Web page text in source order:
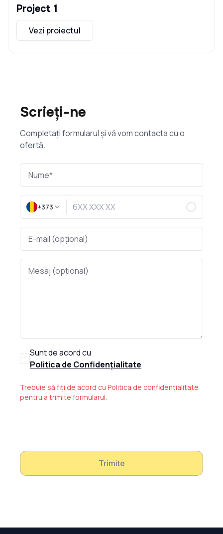
Project 1
Vezi proiectul
Scrieți-ne
Completați formularul și vă vom contacta cu o
ofertă.
+373
Sunt de acord cu
Politica de Confidențialitate
Trebuie să fiți de acord cu Politica de confidențialitate
pentru a trimite formularul.
Trimite